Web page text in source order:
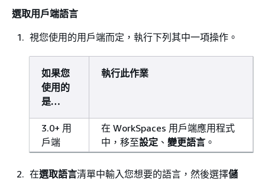
選取用戶端語言
視您使用的用戶端而定，執行下列其中一項操作。
如果您
使用的
是…
執行此作業
3.0+ 用
戶端
在 WorkSpaces 用戶端應用程式
中，移至設定 、 變更語言 。
在選取語言清單中輸入您想要的語言，然後選擇儲